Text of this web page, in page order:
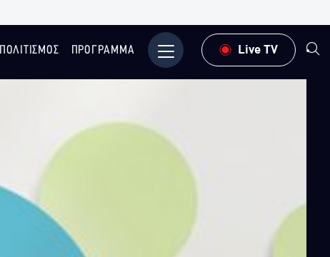
ΠΟΛΙΤΙΣΜΟΣ ΠΡΟΓΡΑΜΜΑ Μενού Live TV